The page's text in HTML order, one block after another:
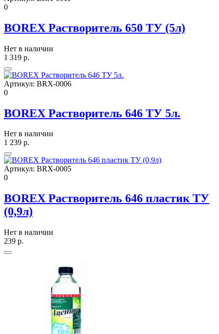
0
BOREX Растворитель 650 ТУ (5л)
Нет в наличии
1 319 р.
Артикул: BRX-0006
0
BOREX Растворитель 646 ТУ 5л.
Нет в наличии
1 239 р.
Артикул: BRX-0005
0
BOREX Растворитель 646 пластик ТУ
(0,9л)
Нет в наличии
239 р.